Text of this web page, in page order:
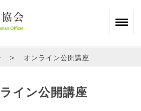
＞ オンライン公開講座
イン公開講座